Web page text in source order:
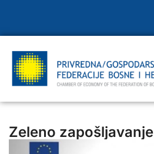
Zeleno zapošljavanje